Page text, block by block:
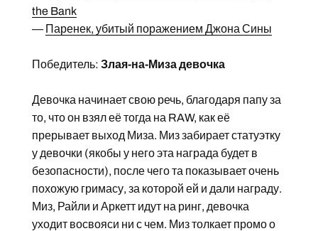
the Bank
— Паренек, убитый поражением Джона Сины
Победитель: Злая-на-Миза девочка
Девочка начинает свою речь, благодаря папу за
то, что он взял её тогда на RAW, как её
прерывает выход Миза. Миз забирает статуэтку
у девочки (якобы у него эта награда будет в
безопасности), после чего та показывает очень
похожую гримасу, за которой ей и дали награду.
Миз, Райли и Аркетт идут на ринг, девочка
уходит восвояси ни с чем. Миз толкает промо о